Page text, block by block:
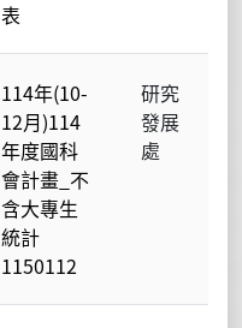
表
114年(10-
12月)114
年度國科
會計畫_不
含大專生
統計
1150112
研究
發展
處